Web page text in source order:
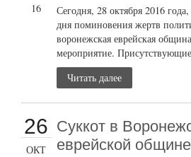
16
Сегодня, 28 октября 2016
дня поминовения жертв
воронежская еврейская
мероприятие.
Читать далее
26
ОКТ
Суккот в
еврейской общине